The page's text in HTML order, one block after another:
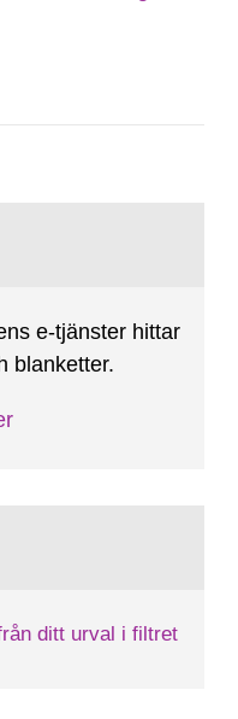
e-tjänster hittar
blanketter.
ditt urval i filtret